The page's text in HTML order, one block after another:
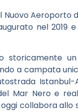
Aeroporto
nel 2019
storicamente
a campata
Mar Nero e
collabora allo